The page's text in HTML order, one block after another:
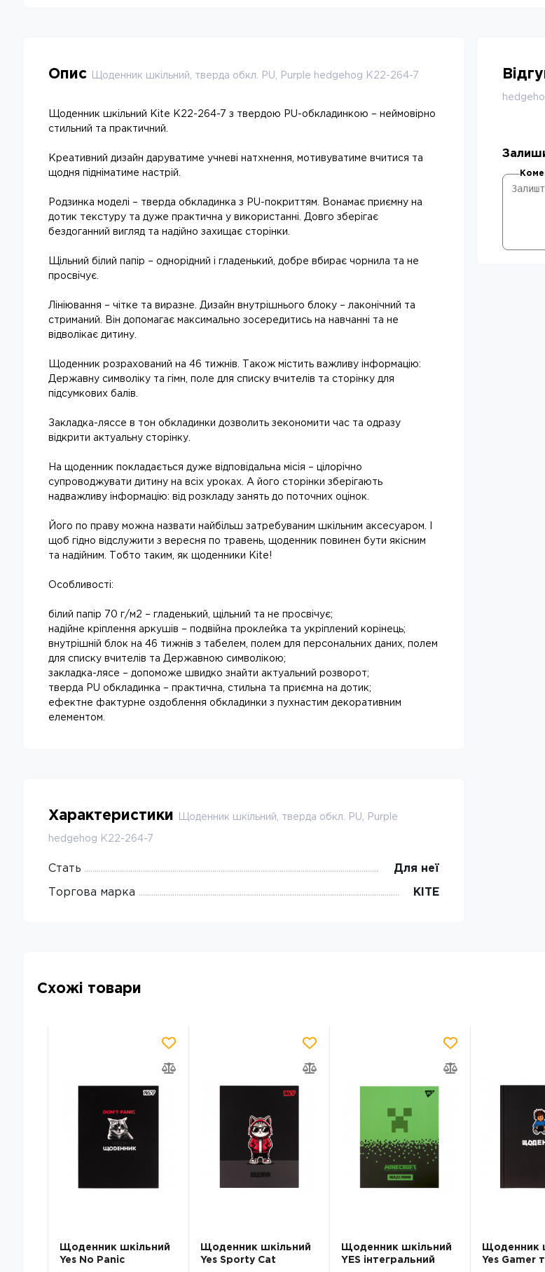
Опис Щоденник шкільний, тверда обкл. PU, Purple hedgehog K22-264-7
Щоденник шкільний Kite K22-264-7 з твердою PU-обкладинкою – неймовірно
стильний та практичний.
Креативний дизайн даруватиме учневі натхнення, мотивуватиме вчитися та
щодня підніматиме настрій.
Родзинка моделі – тверда обкладинка з PU-покриттям. Вонамає приємну на
дотик текстуру та дуже практична у використанні. Довго зберігає
бездоганний вигляд та надійно захищає сторінки.
Щільний білий папір – однорідний і гладенький, добре вбирає чорнила та не
просвічує.
Лініювання – чітке та виразне. Дизайн внутрішнього блоку – лаконічний та
стриманий. Він допомагає максимально зосередитись на навчанні та не
відволікає дитину.
Щоденник розрахований на 46 тижнів. Також містить важливу інформацію:
Державну символіку та гімн, поле для списку вчителів та сторінку для
підсумкових балів.
Закладка-ляссе в тон обкладинки дозволить зекономити час та одразу
відкрити актуальну сторінку.
На щоденник покладається дуже відповідальна місія – цілорічно
супроводжувати дитину на всіх уроках. А його сторінки зберігають
надважливу інформацію: від розкладу занять до поточних оцінок.
Його по праву можна назвати найбільш затребуваним шкільним аксесуаром. І
щоб гідно відслужити з вересня по травень, щоденник повинен бути якісним
та надійним. Тобто таким, як щоденники Kite!
Особливості:
білий папір 70 г/м2 – гладенький, щільний та не просвічує;
надійне кріплення аркушів – подвійна проклейка та укріплений корінець;
внутрішній блок на 46 тижнів з табелем, полем для персональних даних, полем
для списку вчителів та Державною символікою;
закладка-лясе – допоможе швидко знайти актуальний розворот;
тверда PU обкладинка – практична, стильна та приємна на дотик;
ефектне фактурне оздоблення обкладинки з пухнастим декоративним
елементом.
Характеристики Щоденник шкільний, тверда обкл. PU, Purple
hedgehog K22-264-7
Стать Для неї
Торгова марка KITE
Схожі товари
Щоденник шкільний
Yes No Panic
Щоденник шкільний
Yes Sporty Cat
Щоденник шкільний
YES інтегральний
Щоденник
Yes Gamer